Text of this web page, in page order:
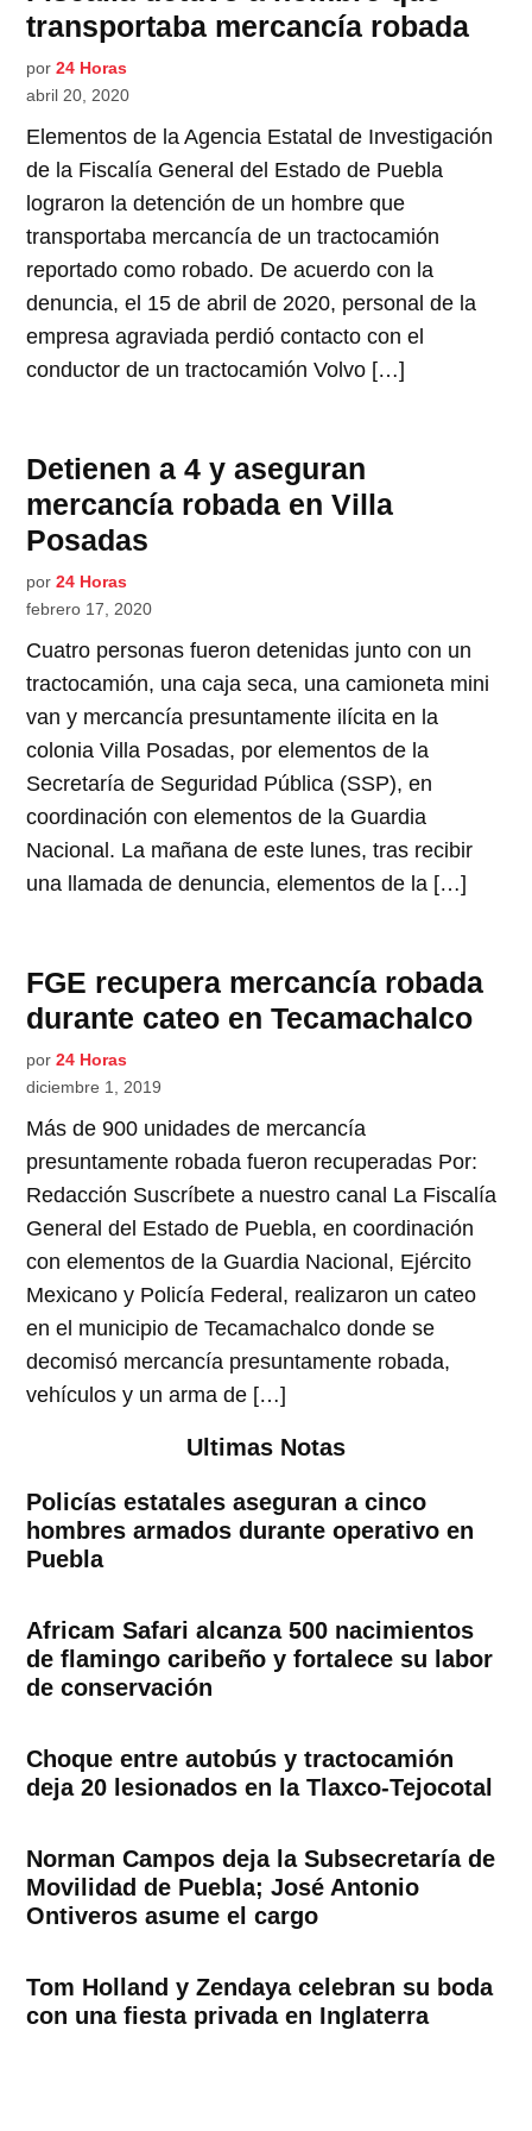
transportaba mercancía robada
por 24 Horas
abril 20, 2020
Elementos de la Agencia Estatal de Investigación
de la Fiscalía General del Estado de Puebla
lograron la detención de un hombre que
transportaba mercancía de un tractocamión
reportado como robado. De acuerdo con la
denuncia, el 15 de abril de 2020, personal de la
empresa agraviada perdió contacto con el
conductor de un tractocamión Volvo […]
Detienen a 4 y aseguran
mercancía robada en Villa
Posadas
por 24 Horas
febrero 17, 2020
Cuatro personas fueron detenidas junto con un
tractocamión, una caja seca, una camioneta mini
van y mercancía presuntamente ilícita en la
colonia Villa Posadas, por elementos de la
Secretaría de Seguridad Pública (SSP), en
coordinación con elementos de la Guardia
Nacional. La mañana de este lunes, tras recibir
una llamada de denuncia, elementos de la […]
FGE recupera mercancía robada
durante cateo en Tecamachalco
por 24 Horas
diciembre 1, 2019
Más de 900 unidades de mercancía
presuntamente robada fueron recuperadas Por:
Redacción Suscríbete a nuestro canal La Fiscalía
General del Estado de Puebla, en coordinación
con elementos de la Guardia Nacional, Ejército
Mexicano y Policía Federal, realizaron un cateo
en el municipio de Tecamachalco donde se
decomisó mercancía presuntamente robada,
vehículos y un arma de […]
Ultimas Notas
Policías estatales aseguran a cinco
hombres armados durante operativo en
Puebla
Africam Safari alcanza 500 nacimientos
de flamingo caribeño y fortalece su labor
de conservación
Choque entre autobús y tractocamión
deja 20 lesionados en la Tlaxco-Tejocotal
Norman Campos deja la Subsecretaría de
Movilidad de Puebla; José Antonio
Ontiveros asume el cargo
Tom Holland y Zendaya celebran su boda
con una fiesta privada en Inglaterra